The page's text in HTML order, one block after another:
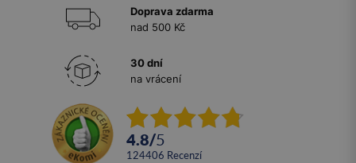
Doprava zdarma
nad 500 Kč
30 dní
na vrácení
4.8/5
124406 recenzí